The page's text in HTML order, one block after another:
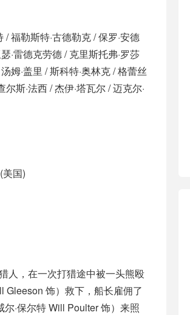
/ 福勒斯特·古德勒克 / 保罗·安德
·雷德克劳德 / 克里斯托弗·罗莎
姆·盖里 / 斯科特·奥林克 / 格蕾丝
斯·法西 / 杰伊·塔瓦尔 / 迈克尔·
国)
人，在一次打猎途中被一头熊殴
Gleeson 饰）救下，船长雇佣了
·保尔特 Will Poulter 饰）来照